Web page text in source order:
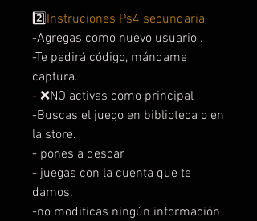
2️⃣Instruciones Ps4 secundaria
-Agregas como nuevo usuario .
-Te pedirá código, mándame
captura.
- ❌NO activas como principal
-Buscas el juego en biblioteca o en
la store.
- pones a descar
- juegas con la cuenta que te
damos.
-no modificas ningún información